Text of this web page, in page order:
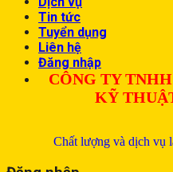
Tin tức
Tuyển dụng
Liên hệ
Đăng nhập
CÔNG TY
KỸ
Chất lượng và dịch vụ